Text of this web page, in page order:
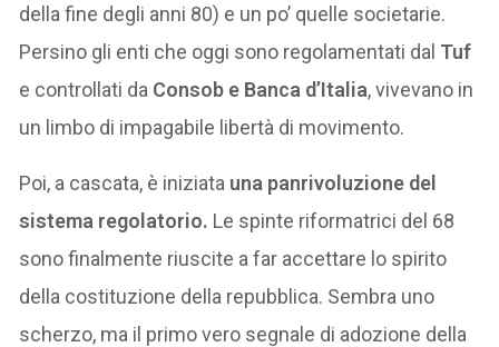
della fine degli anni 80) e un po’ quelle societarie.
Persino gli enti che oggi sono regolamentati dal Tuf
e controllati da Consob e Banca d’Italia, vivevano in
un limbo di impagabile libertà di movimento.
Poi, a cascata, è iniziata una panrivoluzione del
sistema regolatorio. Le spinte riformatrici del 68
sono finalmente riuscite a far accettare lo spirito
della costituzione della repubblica. Sembra uno
scherzo, ma il primo vero segnale di adozione della